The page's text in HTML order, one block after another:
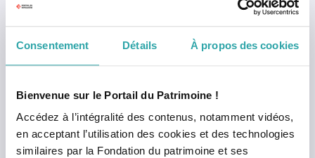
Consentement Détails À propos des cookies
Bienvenue sur le Portail du Patrimoine !
Accédez à l’intégralité des contenus, notamment vidéos,
en acceptant l’utilisation des cookies et des technologies
similaires par la Fondation du patrimoine et ses
Mémoriser mon identifiant